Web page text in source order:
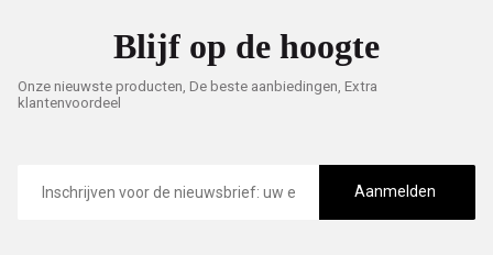
Blijf op de hoogte
Onze nieuwste producten, De beste aanbiedingen, Extra
klantenvoordeel
mailadres
Aanmelden